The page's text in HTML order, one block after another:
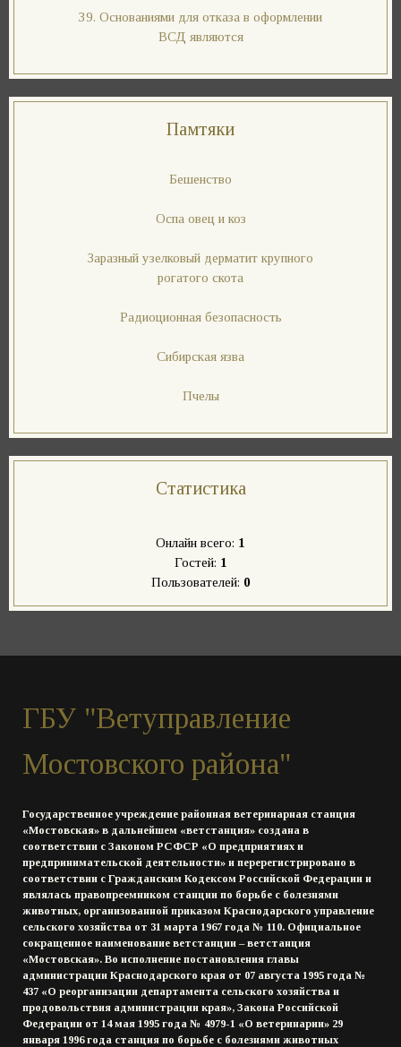
39. Основаниями для отказа в оформлении
ВСД являются
Памтяки
Бешенство
Оспа овец и коз
Заразный узелковый дерматит крупного
рогатого скота
Радиоционная безопасность
Сибирская язва
Пчелы
Статистика
Онлайн всего: 1
Гостей: 1
Пользователей: 0
ГБУ "Ветуправление
Мостовского района"
Государственное учреждение районная ветеринарная станция
«Мостовская» в дальнейшем «ветстанция» создана в
соответствии с Законом РСФСР «О предприятиях и
предпринимательской деятельности» и перерегистрировано в
соответствии с Гражданским Кодексом Российской Федерации и
являлась правопреемником станции по борьбе с болезнями
животных, организованной приказом Краснодарского управление
сельского хозяйства от 31 марта 1967 года № 110. Официальное
сокращенное наименование ветстанции – ветстанция
«Мостовская». Во исполнение постановления главы
администрации Краснодарского края от 07 августа 1995 года №
437 «О реорганизации департамента сельского хозяйства и
продовольствия администрации края», Закона Российской
Федерации от 14 мая 1995 года № 4979-1 «О ветеринарии» 29
января 1996 года станция по борьбе с болезнями животных